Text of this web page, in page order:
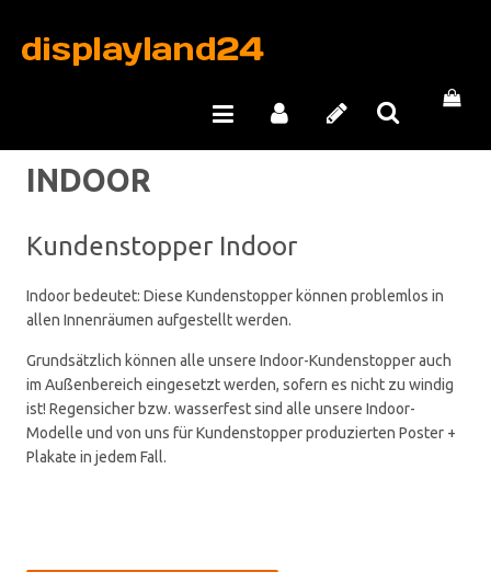
INDOOR
Kundenstopper Indoor
Indoor bedeutet: Diese Kundenstopper können problemlos in
allen Innenräumen aufgestellt werden.
Grundsätzlich können alle unsere Indoor-Kundenstopper auch
im Außenbereich eingesetzt werden, sofern es nicht zu windig
ist! Regensicher bzw. wasserfest sind alle unsere Indoor-
Modelle und von uns für Kundenstopper produzierten Poster +
Plakate in jedem Fall.